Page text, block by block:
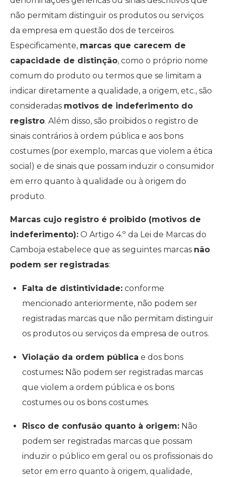
não permitam distinguir os produtos ou serviços
da empresa em questão dos de terceiros.
Especificamente, marcas que carecem de
capacidade de distinção, como o próprio nome
comum do produto ou termos que se limitam a
indicar diretamente a qualidade, a origem, etc., são
consideradas motivos de indeferimento do
registro. Além disso, são proibidos o registro de
sinais contrários à ordem pública e aos bons
costumes (por exemplo, marcas que violem a ética
social) e de sinais que possam induzir o consumidor
em erro quanto à qualidade ou à origem do
produto.
Marcas cujo registro é proibido (motivos de
indeferimento): O Artigo 4.º da Lei de Marcas do
Camboja estabelece que as seguintes marcas não
podem ser registradas:
Falta de distintividade: conforme
mencionado anteriormente, não podem ser
registradas marcas que não permitam distinguir
os produtos ou serviços da empresa de outros.
Violação da ordem pública e dos bons
costumes: Não podem ser registradas marcas
que violem a ordem pública e os bons
costumes ou os bons costumes.
Risco de confusão quanto à origem: Não
podem ser registradas marcas que possam
induzir o público em geral ou os profissionais do
setor em erro quanto à origem, qualidade,